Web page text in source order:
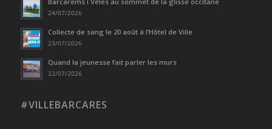
24/07/2026
Collecte de sang le 20 août à l’Hôtel de Ville
23/07/2026
Quand la jeunesse fait parler les murs
22/07/2026
#VILLEBARCARES